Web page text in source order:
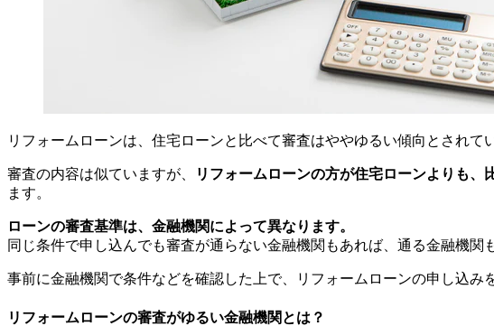
リフォームローンは、住宅ローンと比べて審査はややゆるい傾向とされて
審査の内容は似ていますが、 リフォームローンの方が住宅ローンよりも
ます。
ローンの審査基準は、金融機関によって異なります。
同じ条件で申し込んでも審査が通らない金融機関もあれば、通る金融機関
事前に金融機関で条件などを確認した上で、リフォームローンの申し込み
リフォームローンの審査がゆるい金融機関とは？